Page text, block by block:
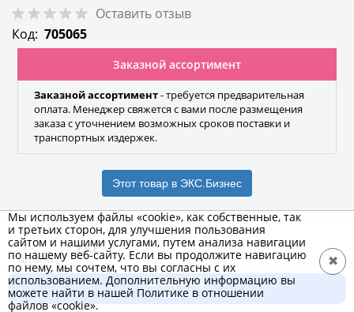
Оставить отзыв
Код: 705065
Заказной ассортимент
Заказной ассортимент- требуется предварительная
оплата. Менеджер свяжется с вами после размещения
заказа с уточнением возможных сроков поставки и
транспортных издержек.
Этот товар в ЭКС.Бизнес
EKF
Бренд
В корзину
685 ₽
Мы используем файлы «cookie», как собственные, так
и третьих сторон, для улучшения пользования
сайтом и нашими услугами, путем анализа навигации
по нашему веб-сайту. Если вы продолжите навигацию
по нему, мы сочтем, что вы согласны с их
использованием. Дополнительную информацию вы
можете найти в нашей Политике в отношении
файлов «cookie».
✖